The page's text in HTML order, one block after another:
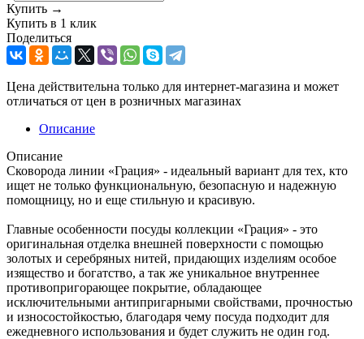
Купить →
Купить в 1 клик
Поделиться
Цена действительна только для интернет-магазина и может
отличаться от цен в розничных магазинах
Описание
Описание
Сковорода линии «Грация» - идеальный вариант для тех, кто
ищет не только функциональную, безопасную и надежную
помощницу, но и еще стильную и красивую.
Главные особенности посуды коллекции «Грация» - это
оригинальная отделка внешней поверхности с помощью
золотых и серебряных нитей, придающих изделиям особое
изящество и богатство, а так же уникальное внутреннее
противопригорающее покрытие, обладающее
исключительными антипригарными свойствами, прочностью
и износостойкостью, благодаря чему посуда подходит для
ежедневного использования и будет служить не один год.